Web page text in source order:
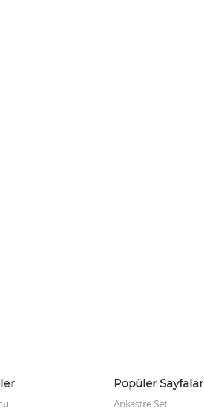
Popüler Sayfalar
Ankastre Set